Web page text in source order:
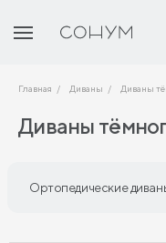
Главная Диваны Диваны
Диваны
Ортопедические